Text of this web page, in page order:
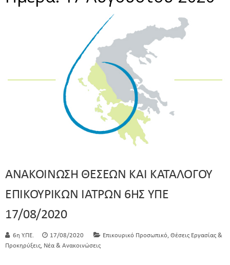
ΑΝΑΚΟΙΝΩΣΗ ΘΕΣΕΩΝ ΚΑΙ ΚΑΤΑΛΟΓΟΥ
ΕΠΙΚΟΥΡΙΚΩΝ ΙΑΤΡΩΝ 6ΗΣ ΥΠΕ
17/08/2020
6η Υ.ΠΕ. 17/08/2020 Επικουρικό Προσωπικό, Θέσεις Εργασίας &
Προκηρύξεις, Νέα & Ανακοινώσεις